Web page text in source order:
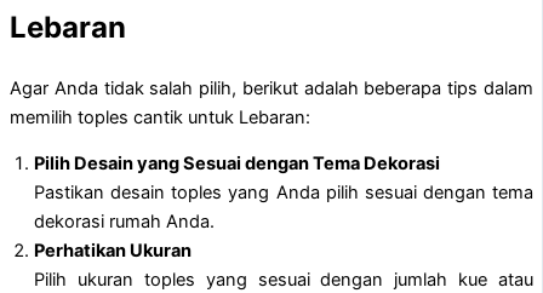
Lebaran
Agar Anda tidak salah pilih, berikut adalah beberapa tips dalam
memilih toples cantik untuk Lebaran:
Pilih Desain yang Sesuai dengan Tema Dekorasi
Pastikan desain toples yang Anda pilih sesuai dengan tema
dekorasi rumah Anda.
Perhatikan Ukuran
Pilih ukuran toples yang sesuai dengan jumlah kue atau